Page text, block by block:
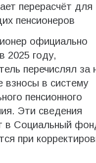
перерасчёт для
пенсионеров
официально
2025 году,
перечислял за
взносы в систему
пенсионного
Эти сведения
в Социальный
при